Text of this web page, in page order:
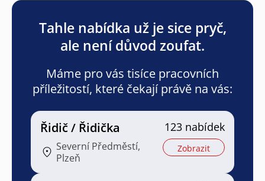
Tahle nabídka už je sice pryč,
ale není důvod zoufat.
Máme pro vás tisíce pracovních
příležitostí, které čekají právě na vás:
Řidič / Řidička
Severní Předměstí,
Plzeň
123 nabídek
Zobrazit